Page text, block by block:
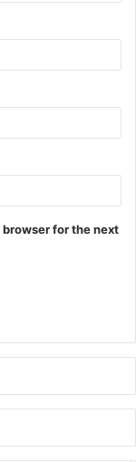
for the next